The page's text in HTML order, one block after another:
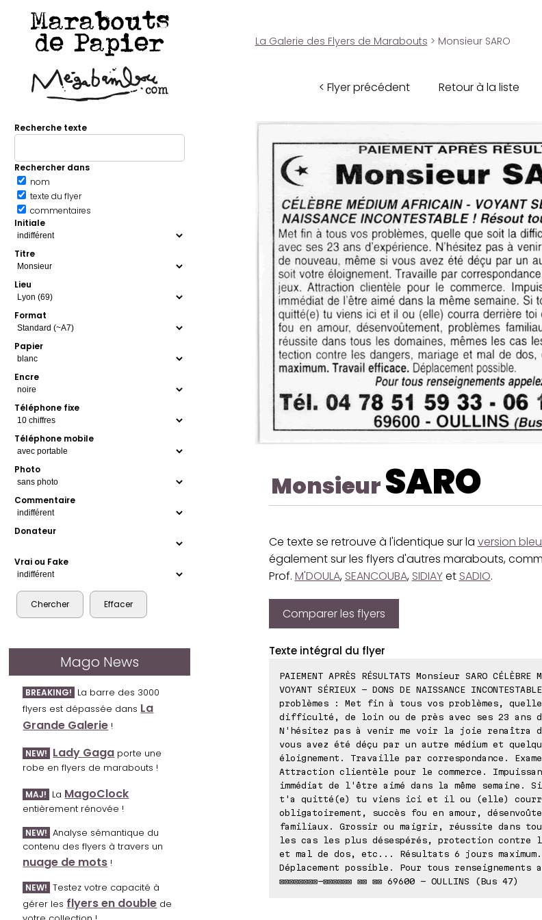
Marabouts
de Papier
Recherche texte
Rechercher dans
nom
texte du flyer
commentaires
Initiale
Titre
Lieu
Format
Papier
Encre
Téléphone fixe
Téléphone mobile
Photo
Commentaire
Donateur
Vrai ou Fake
Mago News
BREAKING! La barre des 3000
flyers est dépassée dans La
Grande Galerie !
NEW! Lady Gaga porte une
robe en flyers de marabouts !
MAJ! La MagoClock
entièrement rénovée !
NEW! Analyse sémantique du
contenu des flyers à travers un
nuage de mots !
NEW! Testez votre capacité à
gérer les flyers en double de
La Galerie des Flyers de Marabouts > Monsieur SARO
< Flyer précédent Retour à la liste
MonsieurSARO
Ce texte se retrouve à l'identique sur la version
également sur les flyers d'autres marabouts,
Prof. M'DOULA, SEANCOUBA, SIDIAYet SADIO.
Comparer les flyers
Texte intégral du flyer
PAIEMENT APRÈS RÉSULTATS Monsieur SARO CÉLÈBRE
VOYANT SÉRIEUX - DONS DE NAISSANCE
problèmes : Met fin à tous vos problèmes,
difficulté, de loin ou de près avec ses 23 ans
N'hésitez pas à venir me voir la joie renaîtra de
vous avez été déçu par un autre médium et
éloignement. Travaille par correspondance.
Attraction clientèle pour le commerce.
immédiat de l'être aimé dans la même semaine.
t'a quitté(e) tu viens ici et il ou (elle)
obligatoirement, succès fou en amour,
familiaux. Grossir ou maigrir, réussite dans tous
les cas les plus désespérés, protection contre
et mal de dos, etc... Résultats 6 jours
Déplacement possible. Pour tous
⊠⊠⊠⊠⊠⊠⊠⊠-⊠⊠⊠⊠⊠⊠ ⊠⊠ ⊠⊠ 69600 - OULLINS (Bus 47)